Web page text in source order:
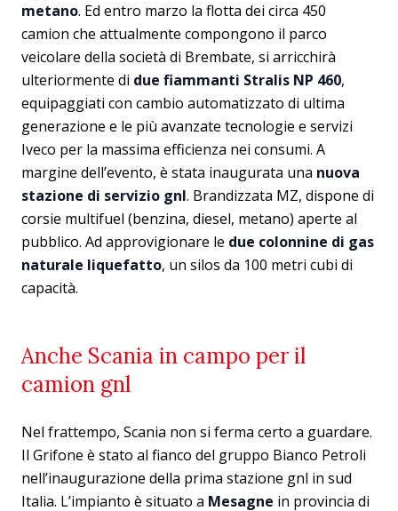
metano. Ed entro marzo la flotta dei circa 450
camion che attualmente compongono il parco
veicolare della società di Brembate, si arricchirà
ulteriormente di due fiammanti Stralis NP 460,
equipaggiati con cambio automatizzato di ultima
generazione e le più avanzate tecnologie e servizi
Iveco per la massima efficienza nei consumi. A
margine dell’evento, è stata inaugurata una nuova
stazione di servizio gnl. Brandizzata MZ, dispone di
corsie multifuel (benzina, diesel, metano) aperte al
pubblico. Ad approvigionare le due colonnine di gas
naturale liquefatto, un silos da 100 metri cubi di
capacità.
Anche Scania in campo per il
camion gnl
Nel frattempo, Scania non si ferma certo a guardare.
Il Grifone è stato al fianco del gruppo Bianco Petroli
nell’inaugurazione della prima stazione gnl in sud
Italia. L’impianto è situato a Mesagne in provincia di